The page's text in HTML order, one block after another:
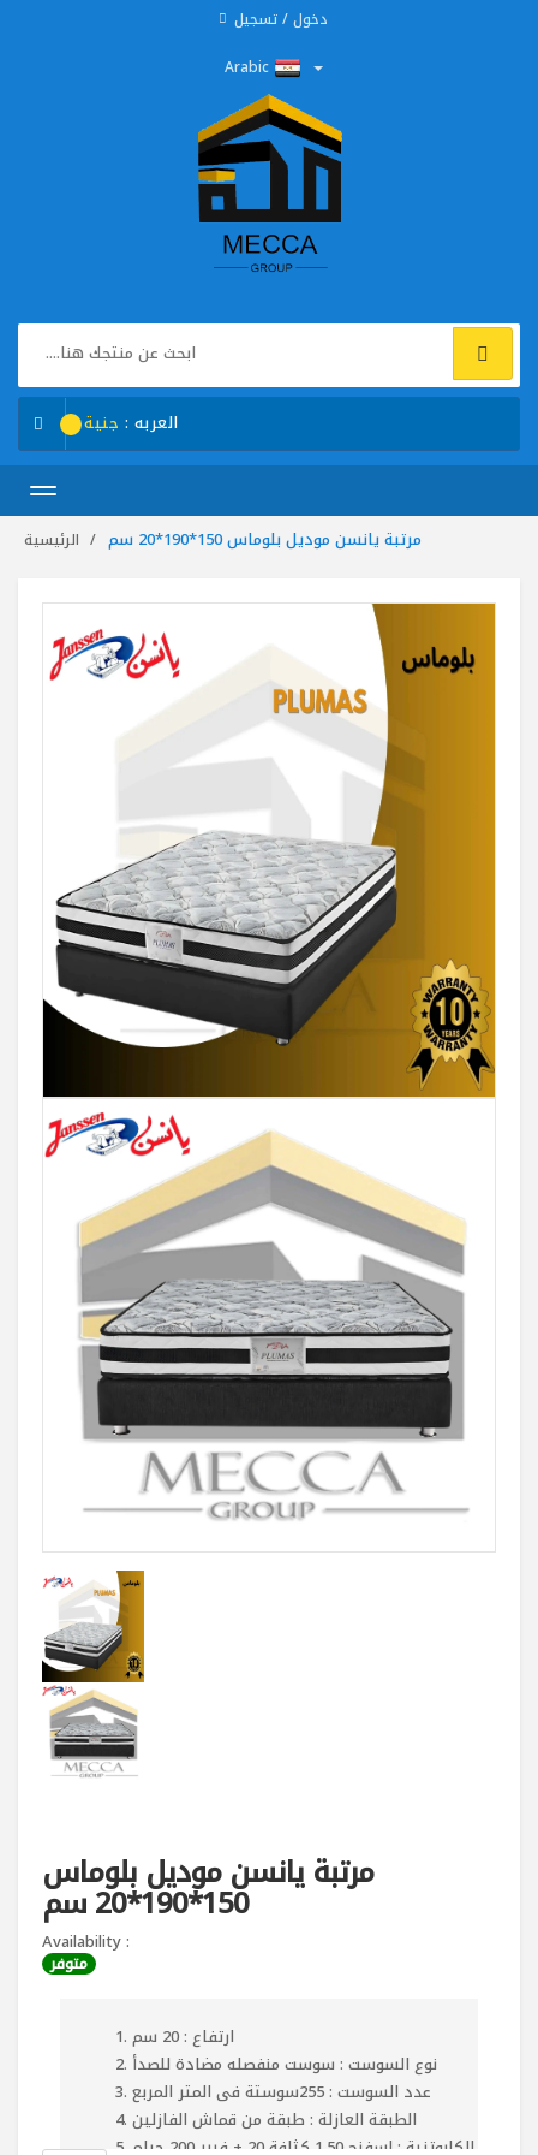
دخول / تسجيل
Arabic
العربه : جنية
الرئيسية مرتبة يانسن موديل بلوماس 150*190*20 سم
مرتبة يانسن موديل بلوماس
150*190*20 سم
Availability :
متوفر
ارتفاع : 20 سم
نوع السوست : سوست منفصله مضادة للصدأ
عدد السوست : 255سوستة فى المتر المربع
الكابوتنية : اسفنج 1.50 كثافة 20 + فيبر 200 جرام